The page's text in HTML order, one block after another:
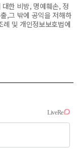
한 비방, 명예훼손, 정
,그 밖에 공익을 저해하
및 개인정보보호법에